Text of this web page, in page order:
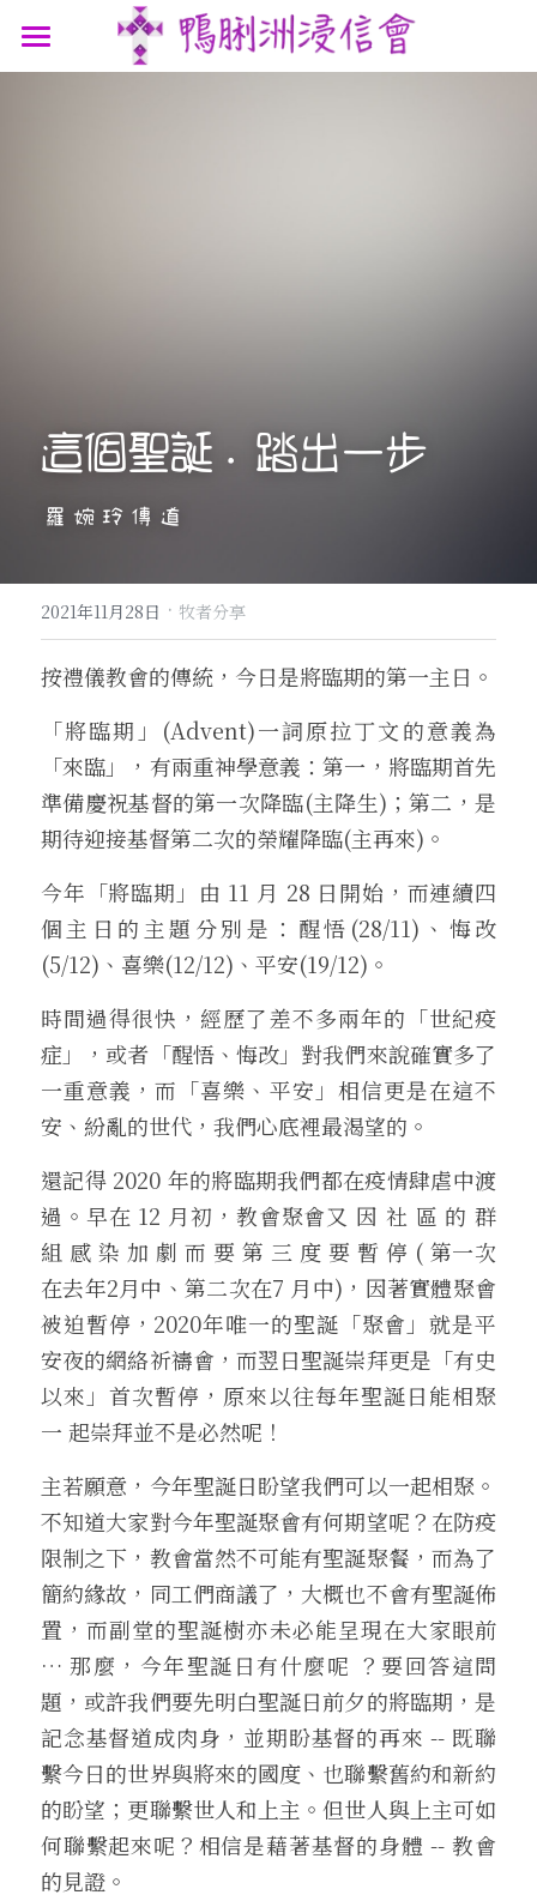
最新消息
這個聖誕．踏出一步
羅婉玲傳道
2021年11月28日 · 牧者分享
按禮儀教會的傳統，今日是將臨期的第一主日。
「將臨期」(Advent)一詞原拉丁文的意義為
「來臨」，有兩重神學意義：第一，將臨期首先
準備慶祝基督的第一次降臨(主降生)；第二，是
期待迎接基督第二次的榮耀降臨(主再來)。
今年「將臨期」由 11 月 28 日開始，而連續四
個主日的主題分別是：醒悟(28/11)、悔改
(5/12)、喜樂(12/12)、平安(19/12)。
時間過得很快，經歷了差不多兩年的「世紀疫
症」，或者「醒悟、悔改」對我們來說確實多了
一重意義，而「喜樂、平安」相信更是在這不
安、紛亂的世代，我們心底裡最渴望的。
還記得 2020 年的將臨期我們都在疫情肆虐中渡
過。早在 12 月初，教會聚會又 因 社 區 的 群
組 感 染 加 劇 而 要 第 三 度 要 暫 停 ( 第一次
在去年2月中、第二次在7 月中)，因著實體聚會
被迫暫停，2020年唯一的聖誕「聚會」就是平
安夜的網絡祈禱會，而翌日聖誕崇拜更是「有史
以來」首次暫停，原來以往每年聖誕日能相聚
一 起崇拜並不是必然呢！
主若願意，今年聖誕日盼望我們可以一起相聚。
不知道大家對今年聖誕聚會有何期望呢？在防疫
限制之下，教會當然不可能有聖誕聚餐，而為了
簡約緣故，同工們商議了，大概也不會有聖誕佈
置，而副堂的聖誕樹亦未必能呈現在大家眼前
… 那麼，今年聖誕日有什麼呢 ？要回答這問
題，或許我們要先明白聖誕日前夕的將臨期，是
記念基督道成肉身，並期盼基督的再來 -- 既聯
繫今日的世界與將來的國度、也聯繫舊約和新約
的盼望；更聯繫世人和上主。但世人與上主可如
何聯繫起來呢？相信是藉著基督的身體 -- 教會
的見證。